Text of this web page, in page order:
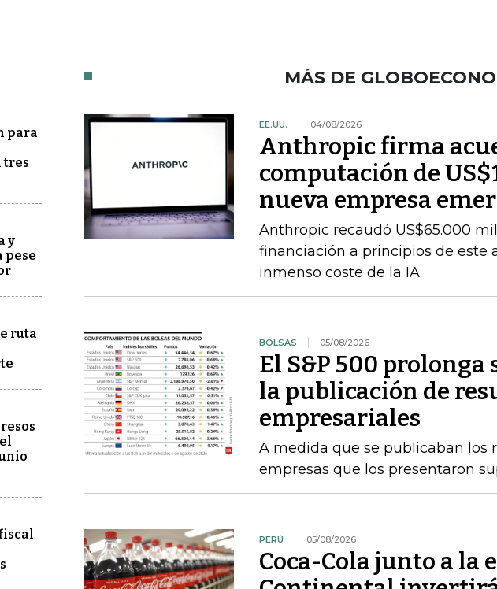
para
tres
y
pese
ruta
MÁS DE
EE.UU. 04/08/2026
Anthropic firma
computación de
nueva empresa
Anthropic recaudó US$65.000
financiación a principios de este
inmenso coste de la IA
BOLSAS 05/08/2026
El S&P 500
la publicación de
empresariales
A medida que se publicaban los
empresas que los presentaron
PERÚ 05/08/2026
Coca-Cola junto a la